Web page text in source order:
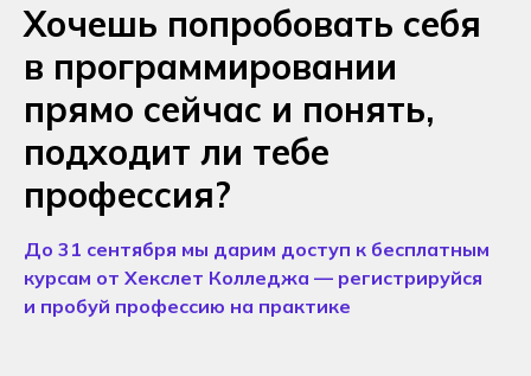
Хочешь попробовать себя
в программировании
прямо сейчас и понять,
подходит ли тебе
профессия?
До 31 сентября мы дарим доступ к бесплатным
курсам от Хекслет Колледжа — регистрируйся
и пробуй профессию на практике